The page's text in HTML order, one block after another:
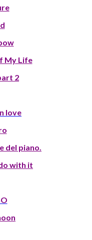
My Life
2
love
del piano.
with it